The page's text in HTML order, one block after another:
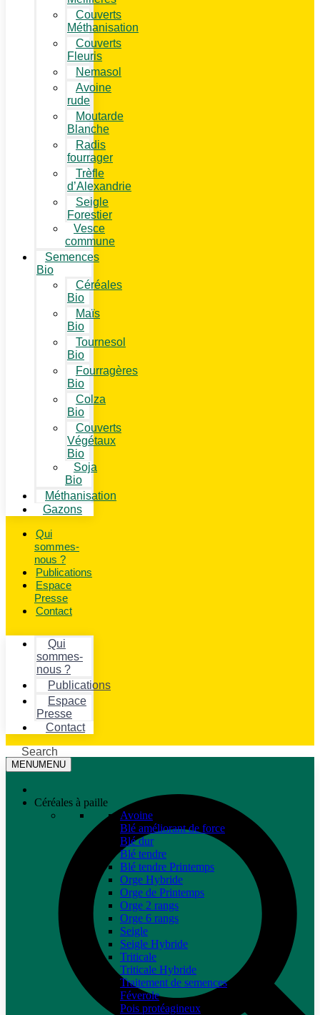
Couverts
Méthanisation
Couverts
Fleuris
Nemasol
Avoine
rude
Moutarde
Blanche
Radis
fourrager
Trèfle
d’Alexandrie
Seigle
Forestier
Vesce
commune
Semences
Bio
Céréales
Bio
Maïs
Bio
Tournesol
Bio
Fourragères
Bio
Colza
Bio
Couverts
Végétaux
Bio
Soja
Bio
Méthanisation
Gazons
Qui
sommes-
nous ?
Publications
Espace
Presse
Contact
Qui
sommes-
nous ?
Publications
Espace
Presse
Contact
Search
MENUMENU
Céréales à paille
Avoine
Blé améliorant de force
Blé dur
Blé tendre
Blé tendre Printemps
Orge Hybride
Orge de Printemps
Orge 2 rangs
Orge 6 rangs
Seigle
Seigle Hybride
Triticale
Triticale Hybride
Traitement de semences
Féverole
Pois protéagineux